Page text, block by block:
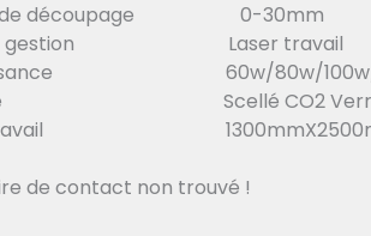
de découpage 0-30mm
de gestion Laser travail
60w/80w/100w/
Scellé CO2 Verre
travail
de contact non trouvé !